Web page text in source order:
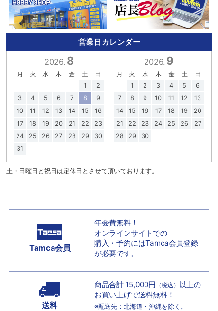
営業日カレンダー
2026. 8
月 火 水 木 金 土
日
1
2
3
4 5 6 7 8
9
10
11 12 13 14 15
16
17
18 19 20 21 22
23
24
25 26 27 28 29
30
31
2026. 9
月 火 水 木 金 土
日
1
2 3 4 5
6
7
8 9 10 11 12
13
14
15 16 17 18 19
20
21
22 23 24 25 26
27
28
29 30
土・日曜日と祝日は定休日とさせて頂いております。
Tamca会員
年会費無料！
オンラインサイトでの
購入・予約にはTamca会員登録
が必要です。
送料
商品合計 15,000円 （税込） 以上の
お買い上げで送料無料！
※配送先：北海道・沖縄を除く。